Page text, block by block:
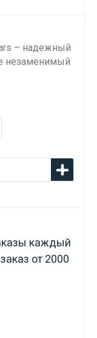
– надежный
незаменимый
каждый
от 2000